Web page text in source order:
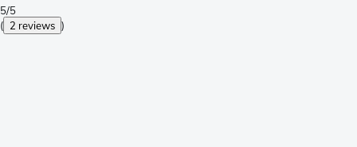
5/5
( 2 reviews )